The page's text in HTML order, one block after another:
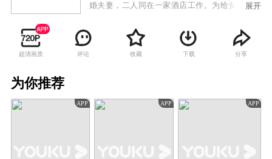
婚夫妻，二人同在一家酒店工作。为给女儿武爱
候陪伴女儿备战高考。不料，武家一病入膏肓的
前妻临终托孤，武家一这才知晓自己还有一个十
八岁的儿子刘树佳。心怀满腔愧疚的武家一，开
付出最终感动了孩子们，当孩子们从心底认可这
展开
超清画质 评论 收藏 下载 分享
为你推荐
APP APP APP